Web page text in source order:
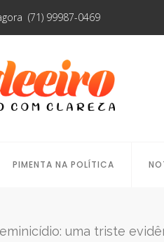
(71) 99987-0469
PIMENTA NA POLÍTICA
uma triste